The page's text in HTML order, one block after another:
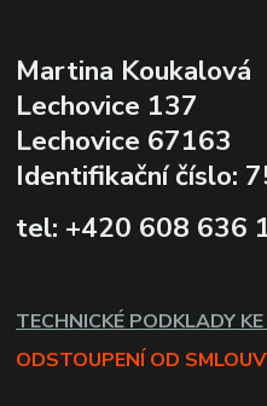
Martina Koukalová
Lechovice 137
Lechovice 67163
Identifikační číslo:
tel: +420 608 636
TECHNICKÉ PODKLADY
ODSTOUPENÍ OD